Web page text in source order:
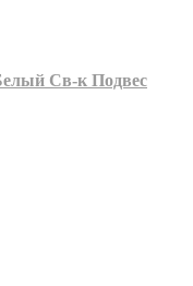
Св-к Подвес